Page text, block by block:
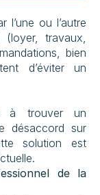
l’une ou l’autre
travaux,
bien
d’éviter un
à trouver un
désaccord sur
solution est
de la